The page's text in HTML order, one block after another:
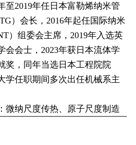
至2019年任日本富勒烯纳米管
）会长，2016年起任国际纳米
）组委会主席，2019年入选英
会会士，2023年获日本流体学
奖，同年当选日本工程院院
学任职期间多次出任机械系主
微纳尺度传热、原子尺度制造